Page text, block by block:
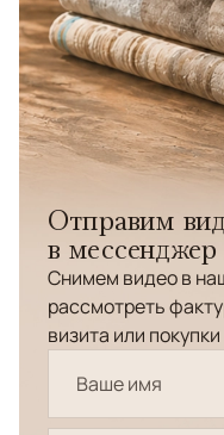
Отправим
в мессенджер
Снимем видео в
рассмотреть
визита или покупки